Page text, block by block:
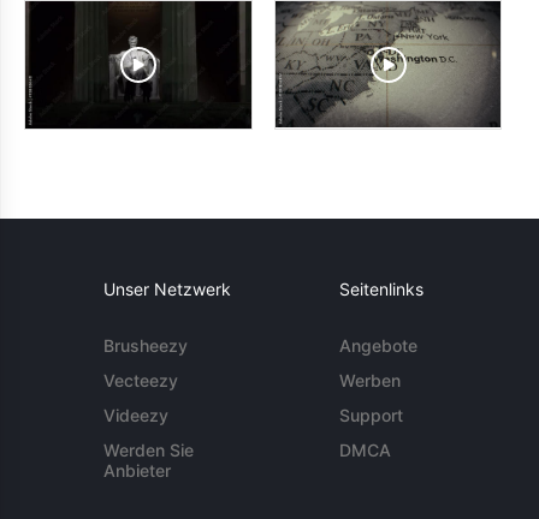
Unser Netzwerk
Brusheezy
Vecteezy
Videezy
Werden Sie
Anbieter
Seitenlinks
Angebote
Werben
Support
DMCA